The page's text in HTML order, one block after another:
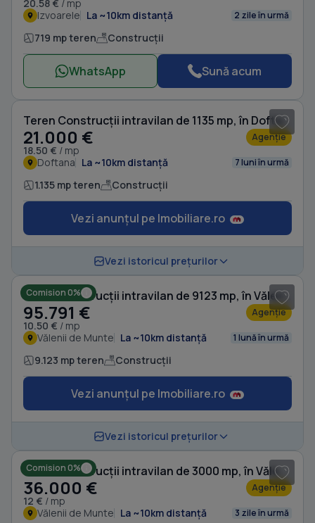
20.58 € / mp
Izvoarele La ~10km distanță 2 zile în urmă
719 mp teren Construcții
WhatsApp Sună acum
Teren Construcții intravilan de 1135 mp, în Doftana
21.000 €
18.50 € / mp
Agenție
Doftana La ~10km distanță 7 luni în urmă
1.135 mp teren Construcții
Vezi anunțul pe Imobiliare.ro
Vezi istoricul prețurilor
Comision 0% Teren Construcții intravilan de 9123 mp, în Vălenii de Munte
95.791 €
10.50 € / mp
Agenție
Vălenii de Munte La ~10km distanță 1 lună în urmă
9.123 mp teren Construcții
Vezi anunțul pe Imobiliare.ro
Vezi istoricul prețurilor
Comision 0% Teren Construcții intravilan de 3000 mp, în Vălenii de Munte
36.000 €
12 € / mp
Agenție
Vălenii de Munte La ~10km distanță 3 zile în urmă